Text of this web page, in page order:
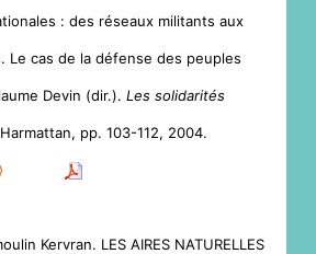
: des réseaux militants aux
Le cas de la défense des peuples
Devin (dir.). Les solidarités
pp. 103-112, 2004.
Kervran. LES AIRES NATURELLES